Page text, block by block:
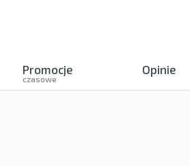
Promocje
czasowe
Opinie